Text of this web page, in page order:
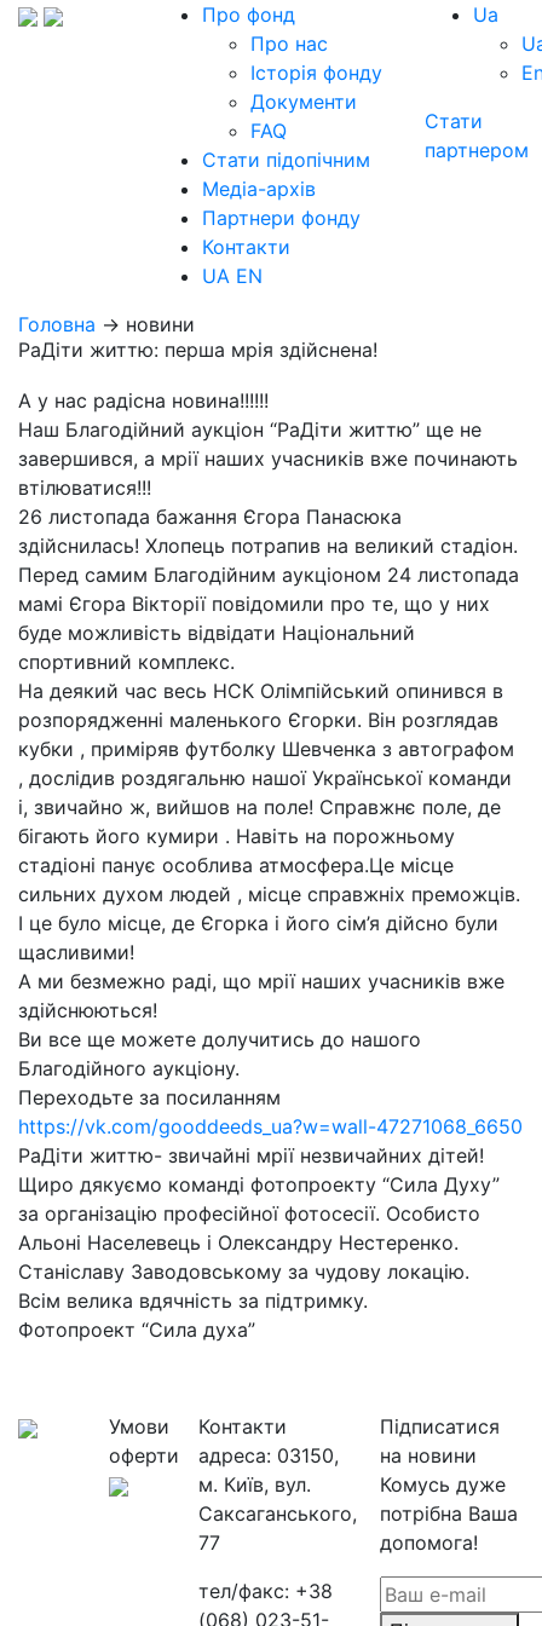
Про фонд
Про нас
Історія фонду
Документи
FAQ
Стати підопічним
Медіа-архів
Партнери фонду
Контакти
UA EN
Ua
Стати
партнером
Головна → новини
РаДіти життю: перша мрія здійснена!
А у нас радісна новина!!!!!!
Наш Благодійний аукціон “РаДіти життю” ще не
завершився, а мрії наших учасників вже починають
втілюватися!!!
26 листопада бажання Єгора Панасюка
здійснилась! Хлопець потрапив на великий стадіон.
Перед самим Благодійним аукціоном 24 листопада
мамі Єгора Вікторії повідомили про те, що у них
буде можливість відвідати Національний
спортивний комплекс.
На деякий час весь НСК Олімпійський опинився в
розпорядженні маленького Єгорки. Він розглядав
кубки , приміряв футболку Шевченка з автографом
, дослідив роздягальню нашої Української команди
і, звичайно ж, вийшов на поле! Справжнє поле, де
бігають його кумири . Навіть на порожньому
стадіоні панує особлива атмосфера.Це місце
сильних духом людей , місце справжніх преможців.
І це було місце, де Єгорка і його сім’я дійсно були
щасливими!
А ми безмежно раді, що мрії наших учасників вже
здійснюються!
Ви все ще можете долучитись до нашого
Благодійного аукціону.
Переходьте за посиланням
https://vk.com/gooddeeds_ua?w=wall-47271068_6650
РаДіти життю- звичайні мрії незвичайних дітей!
Щиро дякуємо команді фотопроекту “Сила Духу”
за організацію професійної фотосесії. Особисто
Альоні Населевець і Олександру Нестеренко.
Станіславу Заводовському за чудову локацію.
Всім велика вдячність за підтримку.
Фотопроект “Сила духа”
Умови
оферти
Контакти
адреса: 03150,
м. Київ, вул.
Саксаганського,
77
тел/факс: +38
(068) 023-51-
Підписатися
на новини
Комусь дуже
потрібна Ваша
допомога!